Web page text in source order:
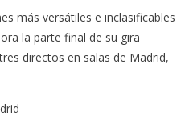
más versátiles e inclasificables
la parte final de su gira
directos en salas de Madrid,